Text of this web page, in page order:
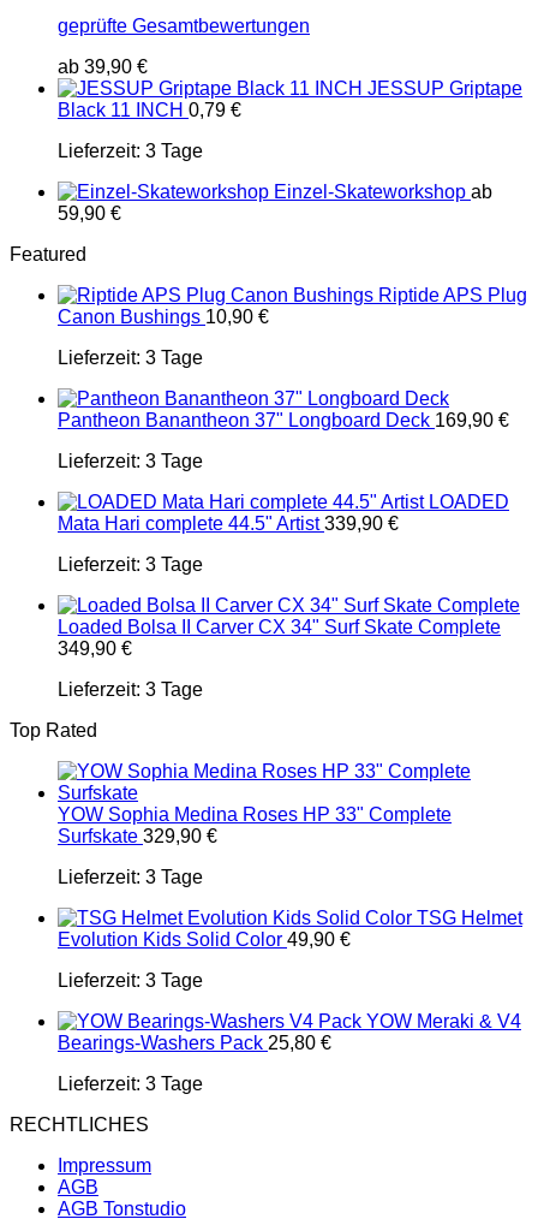
geprüfte Gesamtbewertungen
ab 39,90 €
JESSUP Griptape
Black 11 INCH 0,79 €
Lieferzeit: 3 Tage
Einzel-Skateworkshop ab
59,90 €
Featured
Riptide APS Plug
Canon Bushings 10,90 €
Lieferzeit: 3 Tage
Pantheon Banantheon 37" Longboard Deck 169,90 €
Lieferzeit: 3 Tage
LOADED
Mata Hari complete 44.5" Artist 339,90 €
Lieferzeit: 3 Tage
Loaded Bolsa II Carver CX 34" Surf Skate Complete
349,90 €
Lieferzeit: 3 Tage
Top Rated
YOW Sophia Medina Roses HP 33" Complete
Surfskate 329,90 €
Lieferzeit: 3 Tage
TSG Helmet
Evolution Kids Solid Color 49,90 €
Lieferzeit: 3 Tage
YOW Meraki & V4
Bearings-Washers Pack 25,80 €
Lieferzeit: 3 Tage
RECHTLICHES
Impressum
AGB
AGB Tonstudio